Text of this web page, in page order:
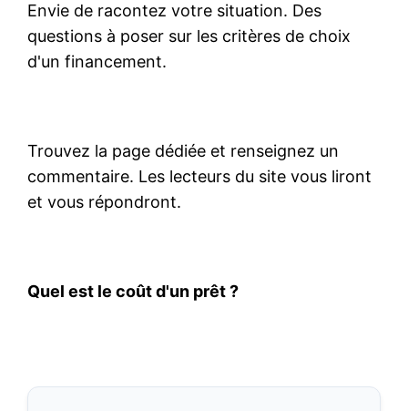
Envie de racontez votre situation. Des
questions à poser sur les critères de choix
d'un financement.
Trouvez la page dédiée et renseignez un
commentaire. Les lecteurs du site vous liront
et vous répondront.
Quel est le coût d'un prêt ?